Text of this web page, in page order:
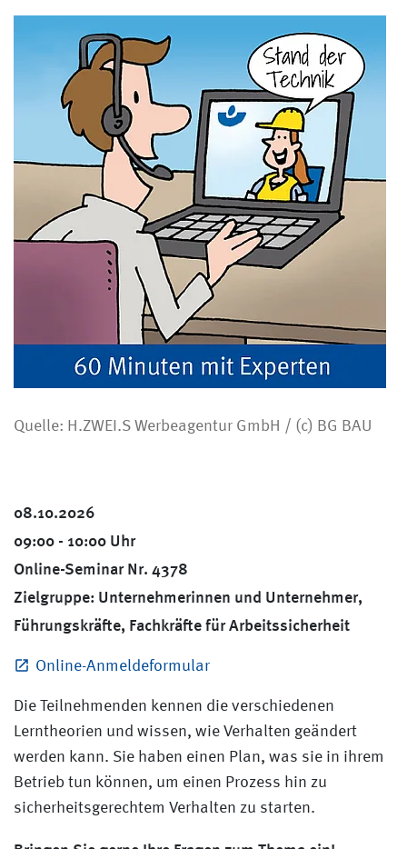
Quelle: H.ZWEI.S Werbeagentur GmbH / (c) BG BAU
08.10.2026
09:00 - 10:00 Uhr
Online-Seminar Nr. 4378
Zielgruppe: Unternehmerinnen und Unternehmer,
Führungskräfte, Fachkräfte für Arbeitssicherheit
Online-Anmeldeformular
Die Teilnehmenden kennen die verschiedenen
Lerntheorien und wissen, wie Verhalten geändert
werden kann. Sie haben einen Plan, was sie in ihrem
Betrieb tun können, um einen Prozess hin zu
sicherheitsgerechtem Verhalten zu starten.